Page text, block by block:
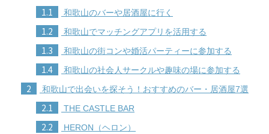
1.1 和歌山のバーや居酒屋に行く
1.2 和歌山でマッチングアプリを活用する
1.3 和歌山の街コンや婚活パーティーに参加する
1.4 和歌山の社会人サークルや趣味の場に参加する
2 和歌山で出会いを探そう！おすすめのバー・居酒屋7選
2.1 THE CASTLE BAR
2.2 HERON（ヘロン）